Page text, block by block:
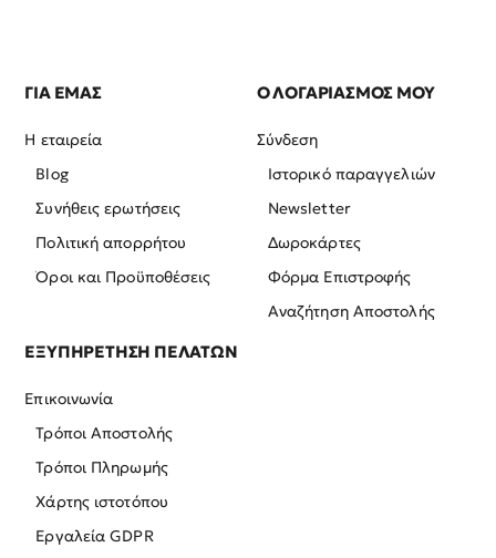
ΓΙΑ ΕΜΑΣ
Η εταιρεία
Blog
Συνήθεις ερωτήσεις
Πολιτική απορρήτου
Όροι και Προϋποθέσεις
Ο ΛΟΓΑΡΙΑΣΜΟΣ ΜΟΥ
Σύνδεση
Ιστορικό παραγγελιών
Newsletter
Δωροκάρτες
Φόρμα Επιστροφής
Αναζήτηση Αποστολής
ΕΞΥΠΗΡΕΤΗΣΗ ΠΕΛΑΤΩΝ
Επικοινωνία
Τρόποι Αποστολής
Τρόποι Πληρωμής
Χάρτης ιστοτόπου
Εργαλεία GDPR